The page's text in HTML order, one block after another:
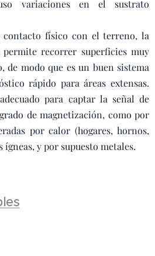
variaciones en el sustrato
físico con el terreno, la
permite recorrer superficies muy
de modo que es un buen sistema
rápido para áreas extensas.
para captar la señal de
de magnetización, como por
por calor (hogares, hornos,
y por supuesto metales.